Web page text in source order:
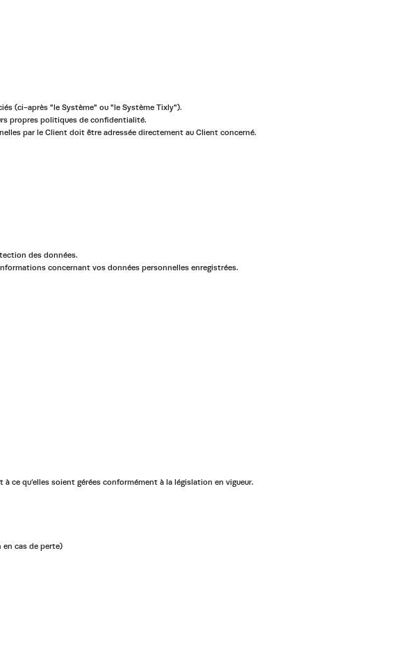
(ci-après "le Système" ou "le Système Tixly").
propres politiques de confidentialité.
par le Client doit être adressée directement au Client concerné.
des données.
concernant vos données personnelles enregistrées.
à ce qu’elles soient gérées conformément à la législation en vigueur.
en cas de perte)